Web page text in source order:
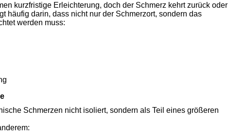
kurzfristige Erleichterung, doch der Schmerz kehrt zurück oder
häufig darin, dass nicht nur der Schmerzort, sondern das
werden muss:
Schmerzen nicht isoliert, sondern als Teil eines größeren